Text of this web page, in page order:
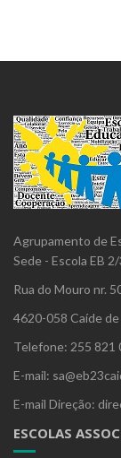
Agrupamento de
Sede - Escola EB
Rua do Mouro nr.
4620-058 Caíde de
Telefone: 255 821
E-mail:
E-mail Direção:
ESCOLAS